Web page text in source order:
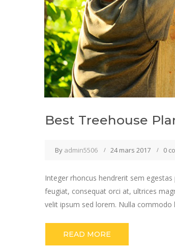
Best Treehouse
By admin5506 24 mars 2017 0
Integer rhoncus hendrerit sem
feugiat, consequat orci at, ultrices
velit ipsum sed lorem. Nulla commodo
READ MORE